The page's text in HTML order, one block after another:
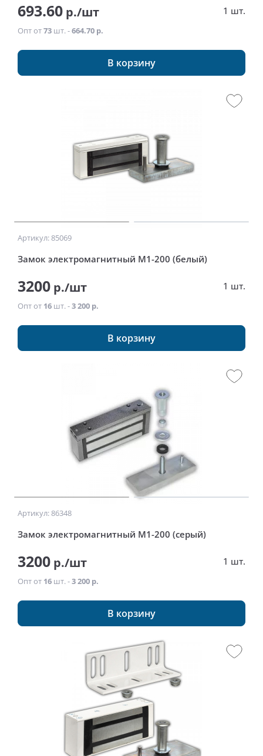
693.60 р./шт 1 шт.
Опт от73 шт. -664.70 р.
В корзину
Артикул: 85069
Замок электромагнитный М1-200 (белый)
3200 р./шт 1 шт.
Опт от 16 шт. -3 200 р.
В корзину
Артикул: 86348
Замок электромагнитный М1-200 (серый)
3200 р./шт 1 шт.
Опт от 16 шт. -3 200 р.
В корзину